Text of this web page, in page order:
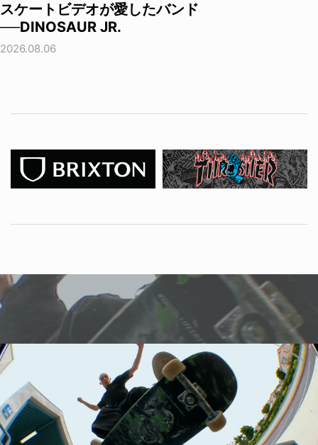
スケートビデオが愛したバンド
──DINOSAUR JR.
2026.08.06